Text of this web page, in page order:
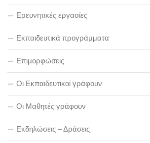
Ερευνητικές εργασίες
Εκπαιδευτικά προγράμματα
Επιμορφώσεις
Οι Εκπαιδευτικοί γράφουν
Οι Μαθητές γράφουν
Εκδηλώσεις – Δράσεις